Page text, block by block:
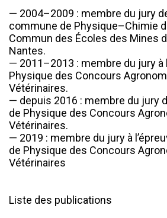
— 2004–2009 : membre du jury
commune de Physique–Chimie
Commun des Écoles des Mines
Nantes.
— 2011–2013 : membre du jury à
Physique des Concours
Vétérinaires.
— depuis 2016 : membre du jury
de Physique des Concours
Vétérinaires.
— 2019 : membre du jury à
de Physique des Concours
Vétérinaires
Liste des publications